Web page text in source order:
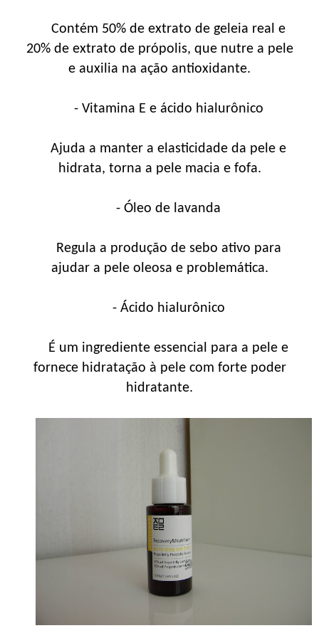
Contém 50% de extrato de geleia real e
20% de extrato de própolis, que nutre a pele
e auxilia na ação antioxidante.
- Vitamina E e ácido hialurônico
Ajuda a manter a elasticidade da pele e
hidrata, torna a pele macia e fofa.
- Óleo de lavanda
Regula a produção de sebo ativo para
ajudar a pele oleosa e problemática.
- Ácido hialurônico
É um ingrediente essencial para a pele e
fornece hidratação à pele com forte poder
hidratante.